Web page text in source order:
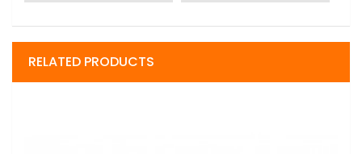
RELATED PRODUCTS